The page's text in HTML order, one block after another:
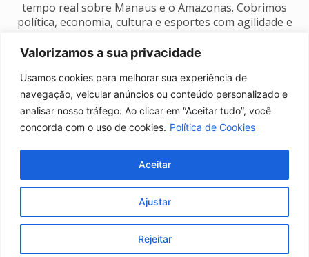
Valorizamos a sua privacidade
Usamos cookies para melhorar sua experiência de
navegação, veicular anúncios ou conteúdo personalizado e
analisar nosso tráfego. Ao clicar em “Aceitar tudo”, você
concorda com o uso de cookies. Política de Cookies
Ajustar
Rejeitar
Aceitar
tempo real sobre Manaus e o Amazonas. Cobrimos
política, economia, cultura e esportes com agilidade e
SIGA-NOS
Fale conosco
Manaus Clima